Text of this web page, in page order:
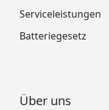
Serviceleistungen
Batteriegesetz
Über uns